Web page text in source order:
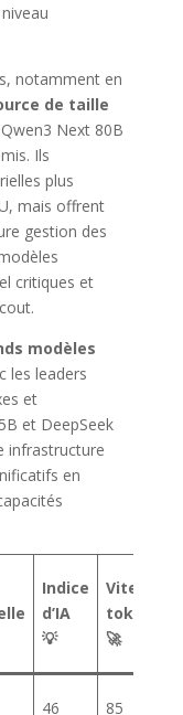
notamment en
de taille
Next 80B
Ils
plus
mais offrent
gestion des
critiques et
modèles
les leaders
et
et DeepSeek
infrastructure
en
Indice
d’IA
💡
Vitesse
tokens/s
🚀
46 85